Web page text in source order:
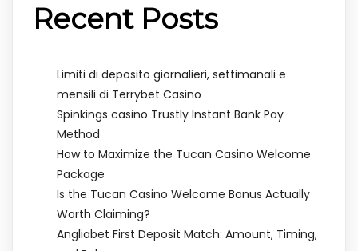
Recent Posts
Limiti di deposito giornalieri, settimanali e
mensili di Terrybet Casino
Spinkings casino Trustly Instant Bank Pay
Method
How to Maximize the Tucan Casino Welcome
Package
Is the Tucan Casino Welcome Bonus Actually
Worth Claiming?
Angliabet First Deposit Match: Amount, Timing,